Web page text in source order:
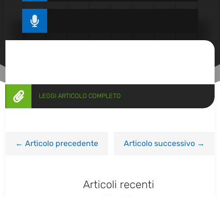

 LEGGI ARTICOLO COMPLETO
←Articolo precedente Articolo successivo→
Articoli recenti